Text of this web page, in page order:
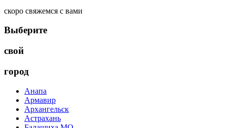
скоро свяжемся с вами
Выберите
свой
город
Анапа
Армавир
Архангельск
Астрахань